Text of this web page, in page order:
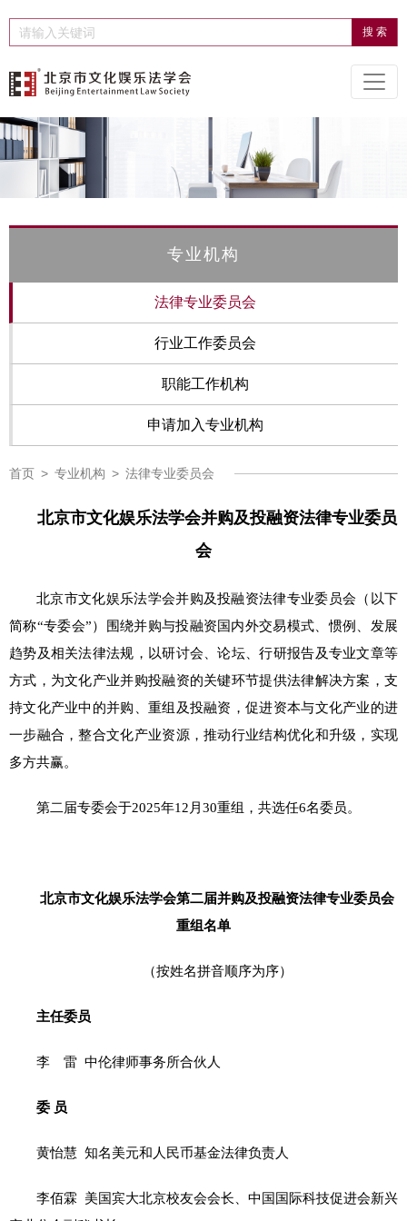
专业机构
法律专业委员会
行业工作委员会
职能工作机构
申请加入专业机构
首页 > 专业机构 > 法律专业委员会